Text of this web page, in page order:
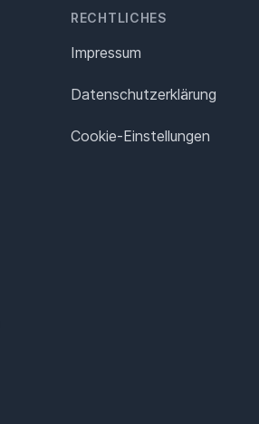
RECHTLICHES
Impressum
Datenschutz­erklärung
Cookie-Einstellungen